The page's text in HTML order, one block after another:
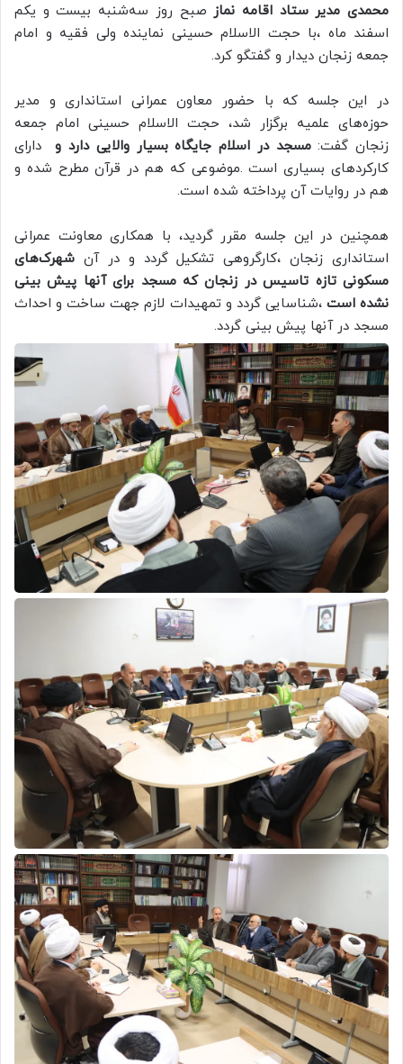
محمدی مدیر ستاد اقامه نماز صبح روز سه‌شنبه بیست و یکم
اسفند ماه ،با حجت الاسلام حسینی نماینده ولی فقیه و امام
جمعه زنجان دیدار و گفتگو کرد.
در این جلسه که با حضور معاون عمرانی استانداری و مدیر
حوزه‌های علمیه برگزار شد، حجت الاسلام حسینی امام جمعه
زنجان گفت:مسجد در اسلام جایگاه بسیار والایی دارد ودارای
کارکردهای بسیاری است .موضوعی که هم در قرآن مطرح شده و
هم در روایات آن پرداخته شده است.
همچنین در این جلسه مقرر گردید، با همکاری معاونت عمرانی
استانداری زنجان ،کارگروهی تشکیل گردد و در آن شهرک‌های
مسکونی تازه تاسیس در زنجان که مسجد برای آنها پیش بینی
نشده است ،شناسایی گردد و تمهیدات لازم جهت ساخت و احداث
مسجد در آنها پیش بینی گردد.